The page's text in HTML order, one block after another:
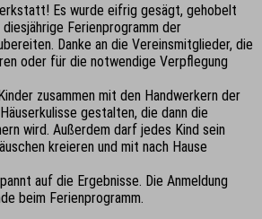
Es wurde eifrig gesägt, gehobelt
Ferienprogramm der
Danke an die Vereinsmitglieder, die
oder für die notwendige Verpflegung
zusammen mit den Handwerkern der
gestalten, die dann die
wird. Außerdem darf jedes Kind sein
kreieren und mit nach Hause
auf die Ergebnisse. Die Anmeldung
beim Ferienprogramm.